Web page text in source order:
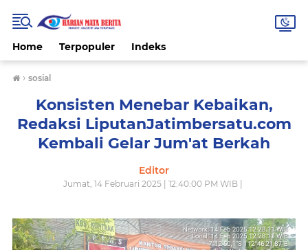
Home Terpopuler Indeks
› sosial
Konsisten Menebar Kebaikan,
Redaksi LiputanJatimbersatu.com
Kembali Gelar Jum'at Berkah
Editor
Jumat, 14 Februari 2025 | 12:40:00 PM WIB |